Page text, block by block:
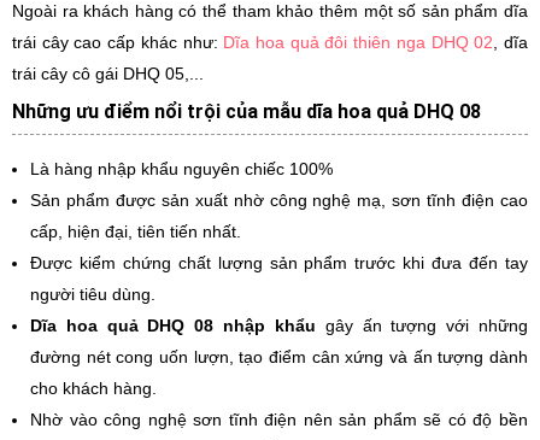
Ngoài ra khách hàng có thể tham khảo thêm một số sản phẩm dĩa
trái cây cao cấp khác như: Dĩa hoa quả đôi thiên nga DHQ 02 , dĩa
trái cây cô gái DHQ 05,...
Những ưu điểm nổi trội của mẫu dĩa hoa quả DHQ 08
Là hàng nhập khẩu nguyên chiếc 100%
Sản phẩm được sản xuất nhờ công nghệ mạ, sơn tĩnh điện cao
cấp, hiện đại, tiên tiến nhất.
Được kiểm chứng chất lượng sản phẩm trước khi đưa đến tay
người tiêu dùng.
Dĩa hoa quả DHQ 08 nhập khẩu gây ấn tượng với những
đường nét cong uốn lượn, tạo điểm cân xứng và ấn tượng dành
cho khách hàng.
Nhờ vào công nghệ sơn tĩnh điện nên sản phẩm sẽ có độ bền